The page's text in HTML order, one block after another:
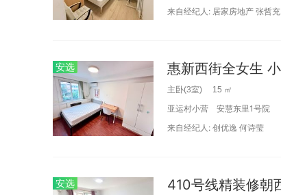
来自经纪人: 居家房地产 张哲充
安选
主卧(3室) 15 ㎡
亚运村小营 安慧东里1号院
来自经纪人: 创优逸 何诗莹
安选